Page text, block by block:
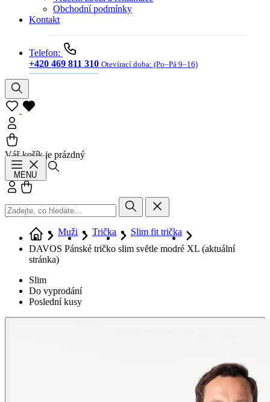
Obchodní podmínky
Kontakt
Telefon:
+420 469 811 310 Otevírací doba: (Po–Pá 9–16)
Váš košík je prázdný
MENU
Přihlásit se
Muži Trička
Slim fit trička
DAVOS Pánské tričko slim světle modré XL (aktuální
stránka)
Slim
Do vyprodání
Poslední kusy